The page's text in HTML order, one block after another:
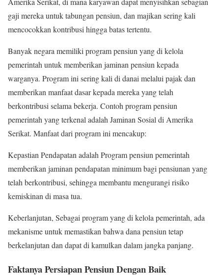
gaji mereka untuk tabungan pensiun, dan majikan sering kali
mencocokkan kontribusi hingga batas tertentu.
Banyak negara memiliki program pensiun yang di kelola
pemerintah untuk memberikan jaminan pensiun kepada
warganya. Program ini sering kali di danai melalui pajak dan
memberikan manfaat dasar kepada mereka yang telah
berkontribusi selama bekerja. Contoh program pensiun
pemerintah yang terkenal adalah Jaminan Sosial di Amerika
Serikat. Manfaat dari program ini mencakup:
Kepastian Pendapatan adalah Program pensiun pemerintah
memberikan jaminan pendapatan minimum bagi pensiunan yang
telah berkontribusi, sehingga membantu mengurangi risiko
kemiskinan di masa tua.
Keberlanjutan, Sebagai program yang di kelola pemerintah, ada
mekanisme untuk memastikan bahwa dana pensiun tetap
berkelanjutan dan dapat di kamulkan dalam jangka panjang.
Faktanya Persiapan Pensiun Dengan Baik